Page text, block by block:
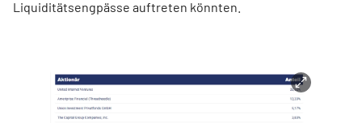
Liquiditätsengpässe auftreten könnten.